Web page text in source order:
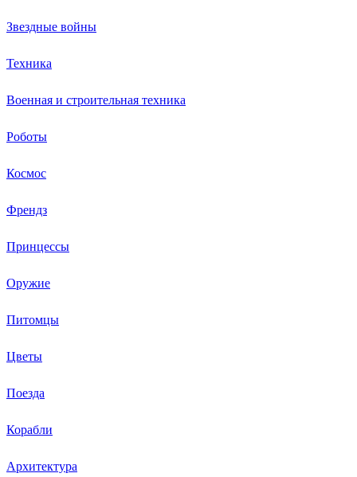
Звездные войны
Техника
Военная и строительная техника
Роботы
Космос
Френдз
Принцессы
Оружие
Питомцы
Цветы
Поезда
Корабли
Архитектура